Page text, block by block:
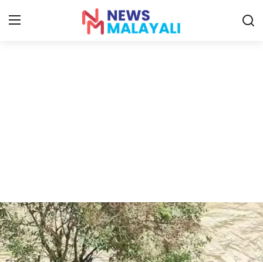
Entertainment
Sports
Food